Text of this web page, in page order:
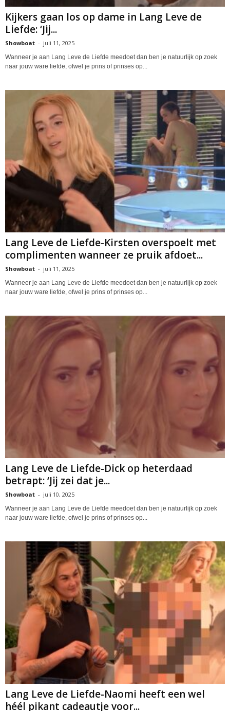
Kijkers gaan los op dame in Lang Leve de
Liefde: ‘Jij...
Showboat - juli 11, 2025
Wanneer je aan Lang Leve de Liefde meedoet dan ben je natuurlijk op zoek
naar jouw ware liefde, ofwel je prins of prinses op...
Lang Leve de Liefde-Kirsten overspoelt met
complimenten wanneer ze pruik afdoet...
Showboat - juli 11, 2025
Wanneer je aan Lang Leve de Liefde meedoet dan ben je natuurlijk op zoek
naar jouw ware liefde, ofwel je prins of prinses op...
Lang Leve de Liefde-Dick op heterdaad
betrapt: ‘Jij zei dat je...
Showboat - juli 10, 2025
Wanneer je aan Lang Leve de Liefde meedoet dan ben je natuurlijk op zoek
naar jouw ware liefde, ofwel je prins of prinses op...
Lang Leve de Liefde-Naomi heeft een wel
héél pikant cadeautje voor...